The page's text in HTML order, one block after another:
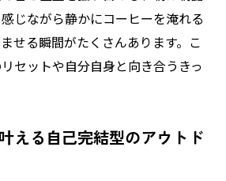
じながら静かにコーヒーを淹れる
せる瞬間がたくさんあります。こ
セットや自分自身と向き合うきっ
える自己完結型のアウトド